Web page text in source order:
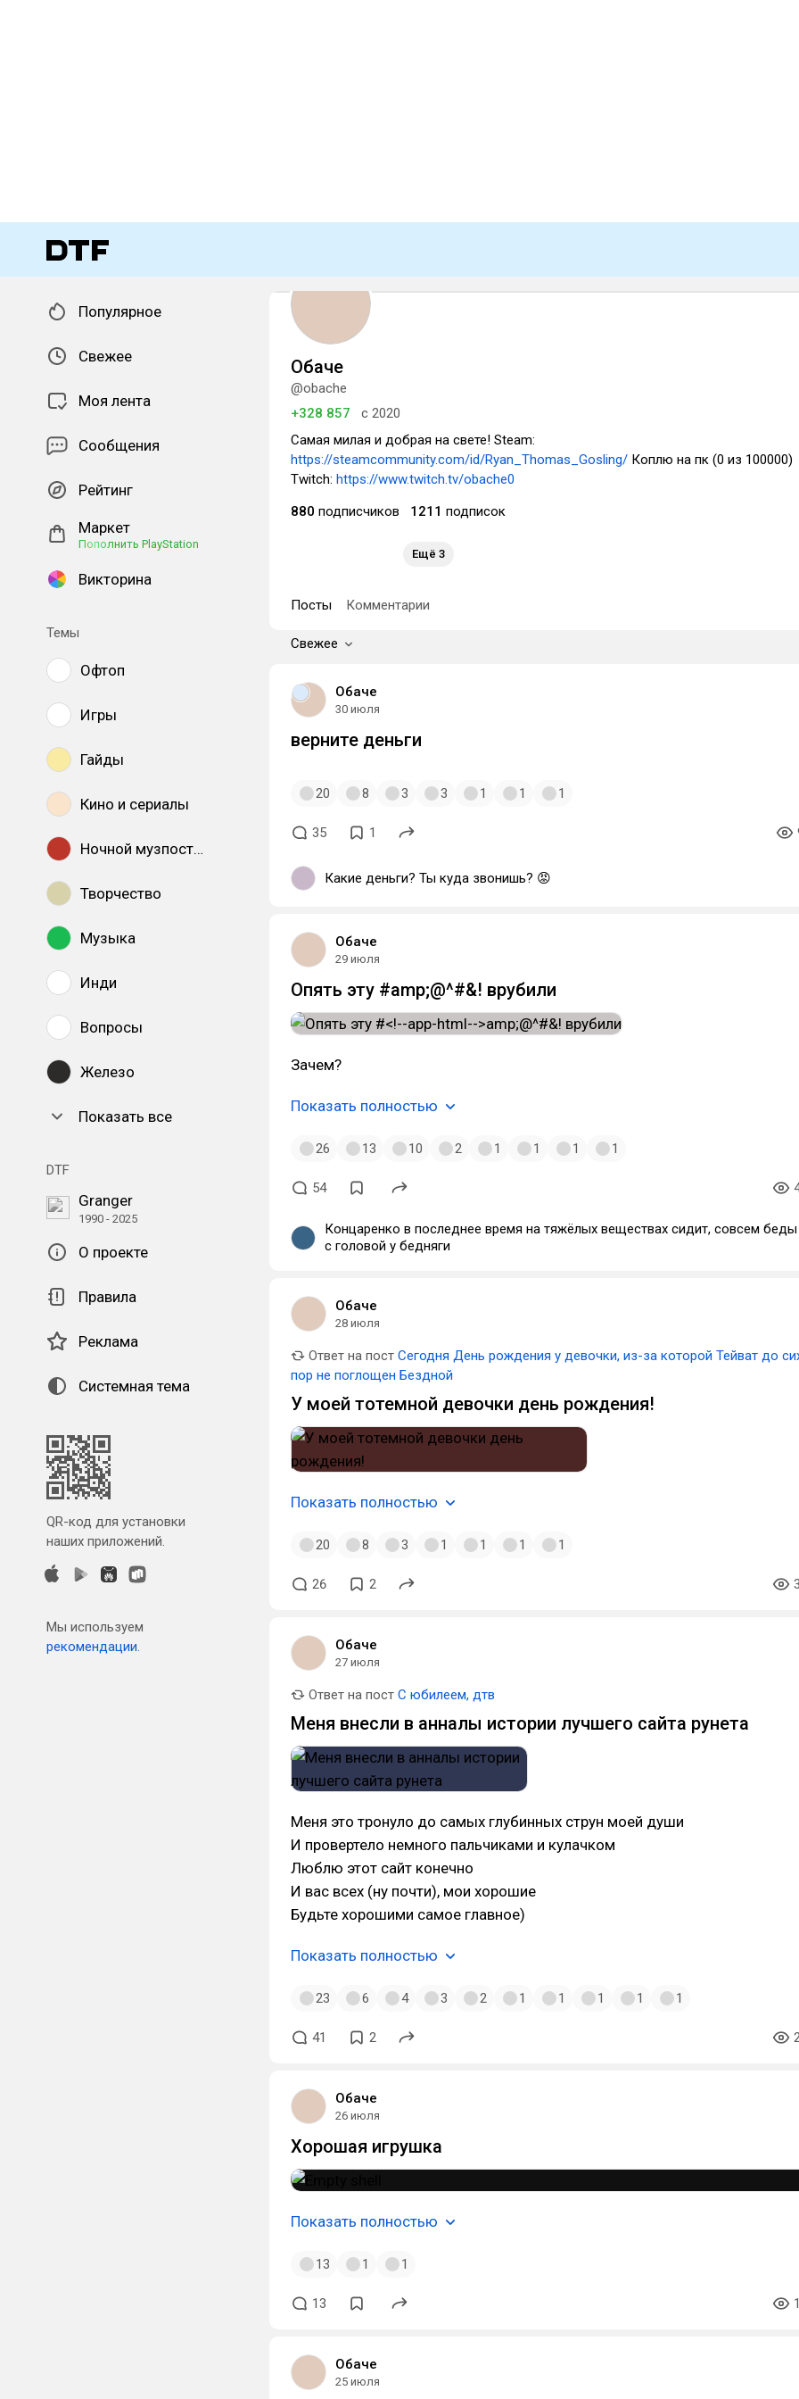
Популярное
Свежее
Моя лента
Сообщения
Рейтинг
Маркет
Пополнить PlayStation
Викторина
Темы
Офтоп
Игры
Гайды
Кино и сериалы
Ночной музпостинг
Творчество
Музыка
Инди
Вопросы
Железо
Показать все
DTF
Granger
1990 - 2025
О проекте
Правила
Реклама
Системная тема
QR-код для установки
наших приложений.
Мы используем
рекомендации.
Обаче
@obache
+328 857
с 2020
Самая милая и добрая на свете! Steam:
https://steamcommunity.com/id/Ryan_Thomas_Gosling/ Коплю на пк (0 из 100000)
Twitch: https://www.twitch.tv/obache0
880 подписчиков 1211 подписок
Ещё 3
Посты Комментарии
Свежее
Обаче
30 июля
верните деньги
20 8 3 3 1 1 1
35 1
Какие деньги? Ты куда звонишь? 😡
Обаче
29 июля
Опять эту #amp;@^#&! врубили
Зачем?
Показать полностью
26 13 10 2 1 1 1 1
54
Концаренко в последнее время на тяжёлых веществах сидит, совсем беды
с головой у бедняги
Обаче
28 июля
Ответ на пост Сегодня День рождения у девочки, из-за которой Тейват до
пор не поглощен Бездной
У моей тотемной девочки день рождения!
Показать полностью
20 8 3 1 1 1 1
26 2
Обаче
27 июля
Ответ на пост С юбилеем, дтв
Меня внесли в анналы истории лучшего сайта рунета
Меня это тронуло до самых глубинных струн моей души
И провертело немного пальчиками и кулачком
Люблю этот сайт конечно
И вас всех (ну почти), мои хорошие
Будьте хорошими самое главное)
Показать полностью
23 6 4 3 2 1 1 1 1 1
41 2
Обаче
26 июля
Хорошая игрушка
Показать полностью
13 1 1
13
Обаче
25 июля